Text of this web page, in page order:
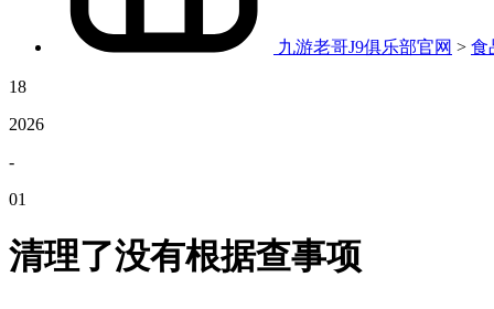
九游老哥J9俱乐部官网 > 食
18
2026
-
01
清理了没有根据查事项